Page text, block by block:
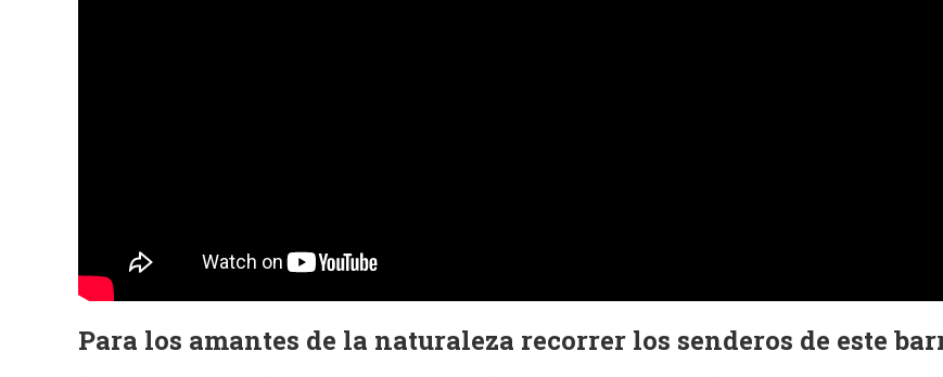
Para los amantes de la naturaleza recorrer los senderos de este